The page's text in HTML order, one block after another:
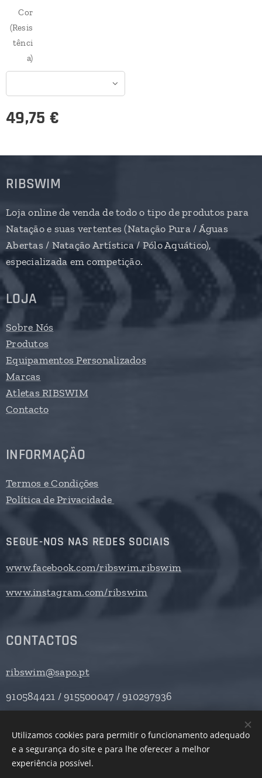
Cor
(Resis
tênci
a)
49,75 €
RIBSWIM
Loja online de venda de todo o tipo de produtos para
Natação e suas vertentes (Natação Pura / Águas
Abertas / Natação Artística / Pólo Aquático),
especializada em competição.
LOJA
Sobre Nós
Produtos
Equipamentos Personalizados
Marcas
Atletas RIBSWIM
Contacto
INFORMAÇÃO
Termos e Condições
Política de Privacidade
SEGUE-NOS NAS REDES SOCIAIS
www.facebook.com/ribswim.ribswim
www.instagram.com/ribswim
CONTACTOS
ribswim@sapo.pt
910584421 / 915500047 / 910297936
Desenvolvido porWebnode Cookies
Utilizamos cookies para permitir o funcionamento adequado
e a segurança do site e para lhe oferecer a melhor
experiência possível.